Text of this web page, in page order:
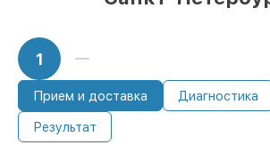
1
Прием и доставка Диагностика
Результат